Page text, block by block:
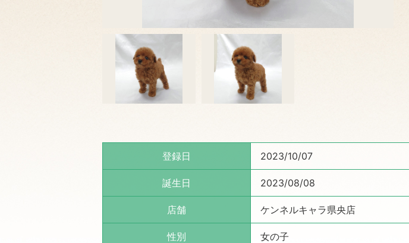
登録日 2023/10/07
誕生日 2023/08/08
店舗 ケンネルキャラ県央店
性別 女の子